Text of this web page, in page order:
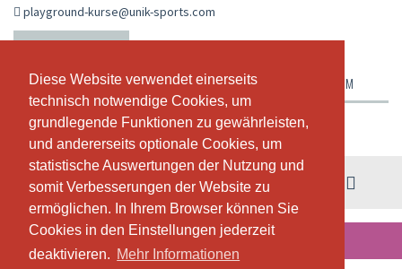
Diese Website verwendet einerseits
technisch notwendige Cookies, um
grundlegende Funktionen zu gewährleisten,
und andererseits optionale Cookies, um
statistische Auswertungen der Nutzung und
somit Verbesserungen der Website zu
ermöglichen. In Ihrem Browser können Sie
Cookies in den Einstellungen jederzeit
deaktivieren. Mehr Informationen
Diese Website verwendet einerseits
technisch notwendige Cookies, um
grundlegende Funktionen zu gewährleisten,
und andererseits optionale Cookies, um
statistische Auswertungen der Nutzung und
somit Verbesserungen der Website zu
ermöglichen. In Ihrem Browser können Sie
Cookies in den Einstellungen jederzeit
deaktivieren. Mehr Informationen
playground-kurse@unik-sports.com
ABONNEMENTE & PREISE
ÜBER UNS UNSER TEAM
Wochenansicht
03. - 09. August
IN DIESER WOCHE FINDEN KEINE STUNDEN STATT.